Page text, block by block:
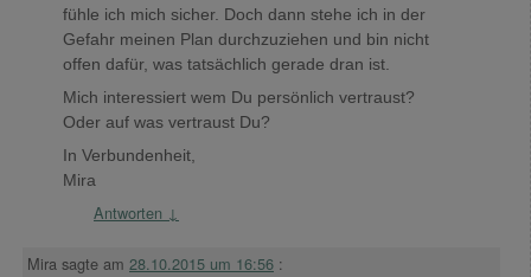
fühle ich mich sicher. Doch dann stehe ich in der
Gefahr meinen Plan durchzuziehen und bin nicht
offen dafür, was tatsächlich gerade dran ist.
Mich interessiert wem Du persönlich vertraust?
Oder auf was vertraust Du?
In Verbundenheit,
Mira
Antworten ↓
Mira sagte am 28.10.2015 um 16:56 :